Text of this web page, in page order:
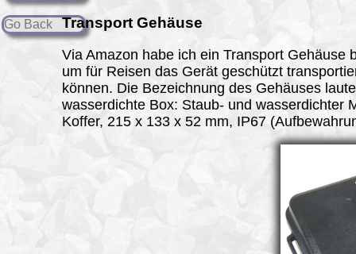
Go Back Transport Gehäuse
Via Amazon habe ich ein Transport Gehäuse
um für Reisen das Gerät geschützt
können. Die Bezeichnung des Gehäuses
wasserdichte Box: Staub- und wasserdichter
Koffer, 215 x 133 x 52 mm, IP67